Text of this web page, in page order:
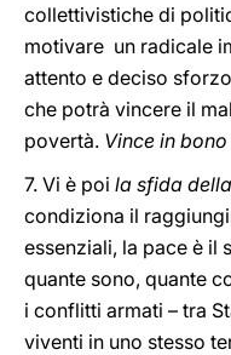
collettivistiche di
motivare un radicale
attento e deciso
che potrà vincere il
povertà. Vince in
7. Vi è poi la sfida
condiziona il
essenziali, la pace è il
quante sono, quante
i conflitti armati – tra
viventi in uno stesso